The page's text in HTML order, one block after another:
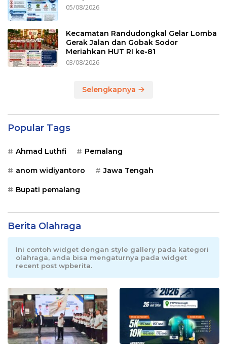
05/08/2026
Kecamatan Randudongkal Gelar Lomba
Gerak Jalan dan Gobak Sodor
Meriahkan HUT RI ke-81
03/08/2026
Selengkapnya
Popular Tags
Ahmad Luthfi Pemalang
anom widiyantoro Jawa Tengah
Bupati pemalang
Berita Olahraga
Ini contoh widget dengan style gallery pada kategori
olahraga, anda bisa mengaturnya pada widget
recent post wpberita.